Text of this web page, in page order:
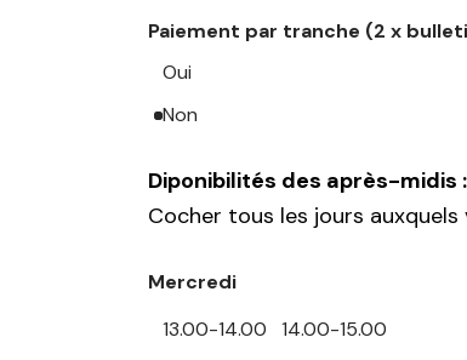
Paiement par tranche (2 x
Oui
Non
Diponibilités des après-midis :
Cocher tous les jours
Mercredi
13.00-14.00
14.00-15.00